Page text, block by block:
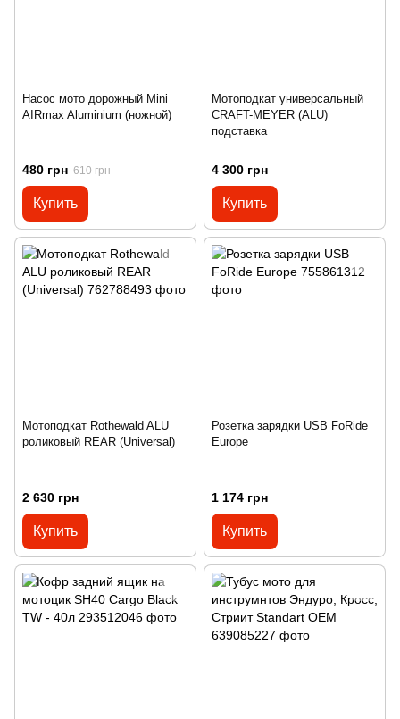
Насос мото дорожный Mini
AIRmax Aluminium (ножной)
480 грн 610 грн
Купить
Мотоподкат универсальный
CRAFT-MEYER (ALU)
подставка
4 300 грн
Купить
Мотоподкат Rothewald ALU
роликовый REAR (Universal)
2 630 грн
Купить
Розетка зарядки USB FoRide
Europe
1 174 грн
Купить